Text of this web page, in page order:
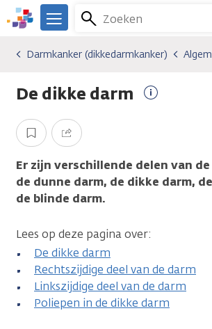
Overslaan
en
gaan
We
er
je.
Zoeken
Menu
Kankersoorten
Darmkanker (dikkedarmkanker)
Algemeen
Darmkanker (dikkedarmkanker)
De dikke darm
Opslaan Delen
Er zijn verschillende delen van
de dunne darm, de dikke darm,
de blinde darm.
Lees op deze pagina over:
De dikke darm
Rechtszijdige deel van de darm
Linkszijdige deel van de darm
Poliepen in de dikke darm